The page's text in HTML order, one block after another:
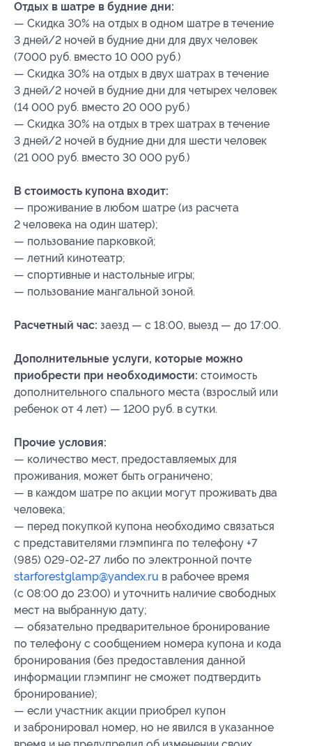
Отдых в шатре в будние дни:
— Скидка 30% на отдых в одном шатре в течение
3 дней/2 ночей в будние дни для двух человек
(7000 руб. вместо 10 000 руб.)
— Скидка 30% на отдых в двух шатрах в течение
3 дней/2 ночей в будние дни для четырех человек
(14 000 руб. вместо 20 000 руб.)
— Скидка 30% на отдых в трех шатрах в течение
3 дней/2 ночей в будние дни для шести человек
(21 000 руб. вместо 30 000 руб.)
В стоимость купона входит:
— проживание в любом шатре (из расчета
2 человека на один шатер);
— пользование парковкой;
— летний кинотеатр;
— спортивные и настольные игры;
— пользование мангальной зоной.
Расчетный час: заезд — с 18:00, выезд — до 17:00.
Дополнительные услуги, которые можно
приобрести при необходимости: стоимость
дополнительного спального места (взрослый или
ребенок от 4 лет) — 1200 руб. в сутки.
Прочие условия:
— количество мест, предоставляемых для
проживания, может быть ограничено;
— в каждом шатре по акции могут проживать два
человека;
— перед покупкой купона необходимо связаться
с представителями глэмпинга по телефону +7
(985) 029-02-27 либо по электронной почте
starforestglamp@yandex.ru в рабочее время
(с 08:00 до 23:00) и уточнить наличие свободных
мест на выбранную дату;
— обязательно предварительное бронирование
по телефону с сообщением номера купона и кода
бронирования (без предоставления данной
информации глэмпинг не сможет подтвердить
бронирование);
— если участник акции приобрел купон
и забронировал номер, но не явился в указанное